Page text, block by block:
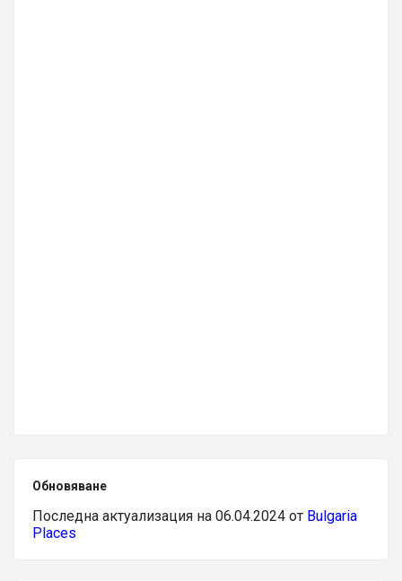
Обновяване
Последна актуализация на 06.04.2024 от Bulgaria
Places